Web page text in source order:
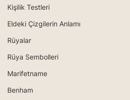
Kişilik Testleri
Eldeki Çizgilerin Anlamı
Rüyalar
Rüya Sembolleri
Marifetname
Benham